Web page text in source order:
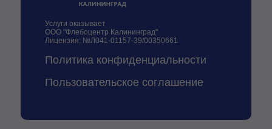
Услуги оказывает
ООО "Флебоцентр Калининград"
Лицензия: №Л041-01157-39/00350661
Пользовательское соглашение
Политика конфиденциальности